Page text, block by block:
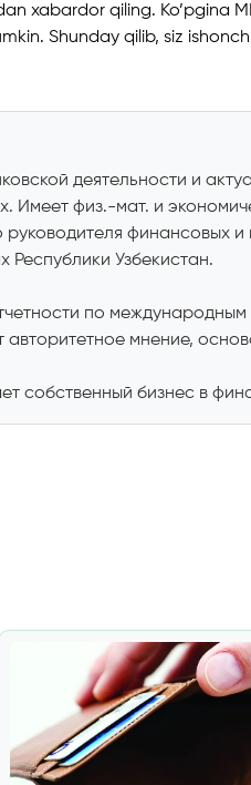
xabardor qiling. Ko’pgina
Shunday qilib, siz
деятельности и
Имеет физ.-мат. и
финансовых
Республики Узбекистан.
по
авторитетное мнение,
собственный бизнес в